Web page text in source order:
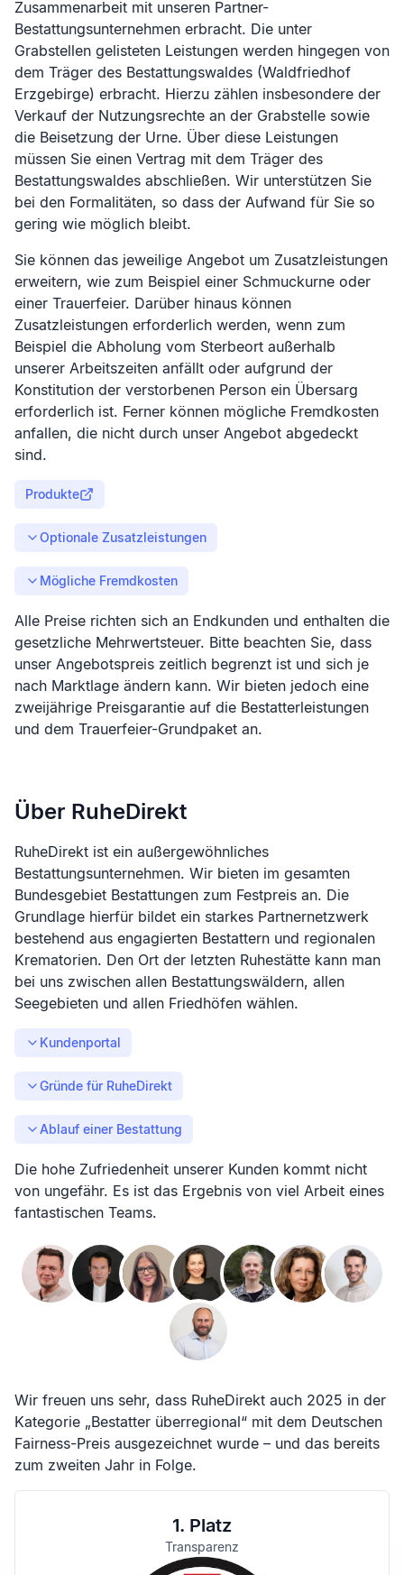
Zusammenarbeit mit unseren Partner-
Bestattungsunternehmen erbracht. Die unter
Grabstellen gelisteten Leistungen werden hingegen von
dem Träger des Bestattungswaldes (Waldfriedhof
Erzgebirge) erbracht. Hierzu zählen insbesondere der
Verkauf der Nutzungsrechte an der Grabstelle sowie
die Beisetzung der Urne. Über diese Leistungen
müssen Sie einen Vertrag mit dem Träger des
Bestattungswaldes abschließen. Wir unterstützen Sie
bei den Formalitäten, so dass der Aufwand für Sie so
gering wie möglich bleibt.
Sie können das jeweilige Angebot um Zusatzleistungen
erweitern, wie zum Beispiel einer Schmuckurne oder
einer Trauerfeier. Darüber hinaus können
Zusatzleistungen erforderlich werden, wenn zum
Beispiel die Abholung vom Sterbeort außerhalb
unserer Arbeitszeiten anfällt oder aufgrund der
Konstitution der verstorbenen Person ein Übersarg
erforderlich ist. Ferner können mögliche Fremdkosten
anfallen, die nicht durch unser Angebot abgedeckt
sind.
Produkte
Optionale Zusatzleistungen
Mögliche Fremdkosten
Alle Preise richten sich an Endkunden und enthalten die
gesetzliche Mehrwertsteuer. Bitte beachten Sie, dass
unser Angebotspreis zeitlich begrenzt ist und sich je
nach Marktlage ändern kann. Wir bieten jedoch eine
zweijährige Preisgarantie auf die Bestatterleistungen
und dem Trauerfeier-Grundpaket an.
Über RuheDirekt
RuheDirekt ist ein außergewöhnliches
Bestattungsunternehmen. Wir bieten im gesamten
Bundesgebiet Bestattungen zum Festpreis an. Die
Grundlage hierfür bildet ein starkes Partnernetzwerk
bestehend aus engagierten Bestattern und regionalen
Krematorien. Den Ort der letzten Ruhestätte kann man
bei uns zwischen allen Bestattungswäldern, allen
Seegebieten und allen Friedhöfen wählen.
Kundenportal
Gründe für RuheDirekt
Ablauf einer Bestattung
Die hohe Zufriedenheit unserer Kunden kommt nicht
von ungefähr. Es ist das Ergebnis von viel Arbeit eines
fantastischen Teams.
Wir freuen uns sehr, dass RuheDirekt auch 2025 in der
Kategorie „Bestatter überregional“ mit dem Deutschen
Fairness-Preis ausgezeichnet wurde – und das bereits
zum zweiten Jahr in Folge.
1. Platz
Transparenz